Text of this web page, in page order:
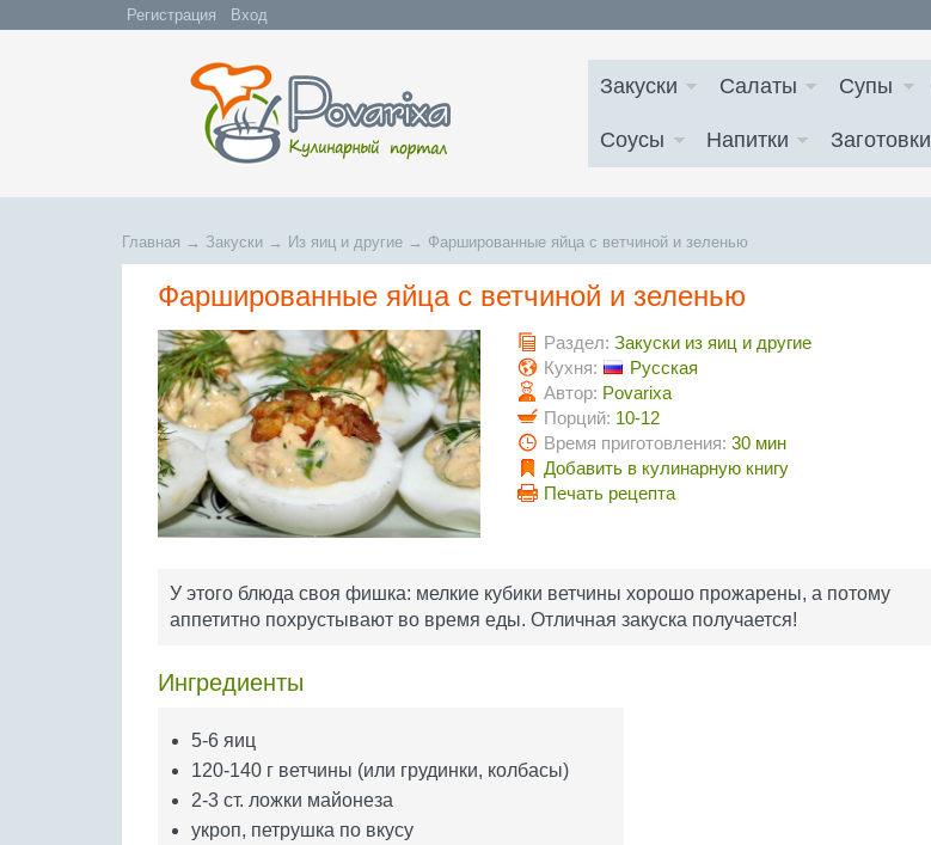
Регистрация Вход
Закуски Салаты Супы
Соусы Напитки Заготовки
Главная → Закуски → Из яиц и другие → Фаршированные яйца с ветчиной и зеленью
Фаршированные яйца с ветчиной и зеленью
Раздел: Закуски из яиц и другие
Кухня:
Русская
Автор: Povarixa
Порций: 10-12
Время приготовления: 30 мин
Добавить в кулинарную книгу
Печать рецепта
У этого блюда своя фишка: мелкие кубики ветчины хорошо прожарены, а потому
аппетитно похрустывают во время еды. Отличная закуска получается!
Ингредиенты
5-6 яиц
120-140 г ветчины (или грудинки, колбасы)
2-3 ст. ложки майонеза
укроп, петрушка по вкусу